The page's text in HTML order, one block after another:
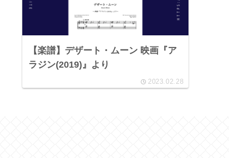
【楽譜】デザート・ムーン 映画『ア
ラジン(2019)』より
2023.02.28